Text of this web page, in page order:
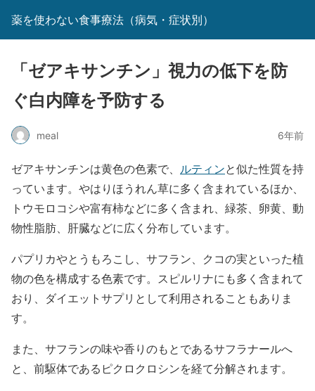
薬を使わない食事療法（病気・症状別）
「ゼアキサンチン」視力の低下を防
ぐ白内障を予防する
meal 6年前
ゼアキサンチンは黄色の色素で、 ルティンと似た性質を持
っています。やはりほうれん草に多く含まれているほか、
トウモロコシや富有柿などに多く含まれ、緑茶、卵黄、動
物性脂肪、肝臓などに広く分布しています。
パプリカやとうもろこし、サフラン、クコの実といった植
物の色を構成する色素です。スピルリナにも多く含まれて
おり、ダイエットサプリとして利用されることもありま
す。
また、サフランの味や香りのもとであるサフラナールへ
と、前駆体であるピクロクロシンを経て分解されます。